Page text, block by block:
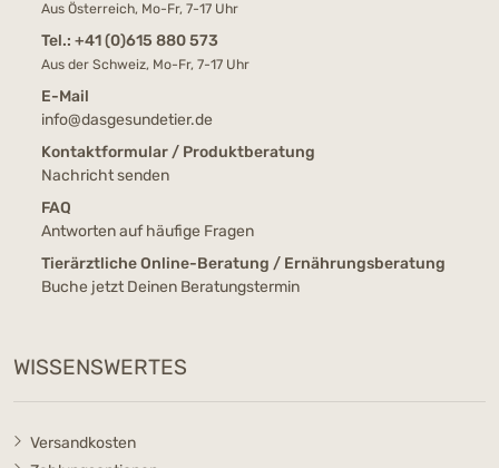
Aus Österreich, Mo-Fr, 7-17 Uhr
Tel.: +41 (0)615 880 573
Aus der Schweiz, Mo-Fr, 7-17 Uhr
E-Mail
info@dasgesundetier.de
Kontaktformular / Produktberatung
Nachricht senden
FAQ
Antworten auf häufige Fragen
Tierärztliche Online-Beratung / Ernährungsberatung
Buche jetzt Deinen Beratungstermin
WISSENSWERTES
Versandkosten